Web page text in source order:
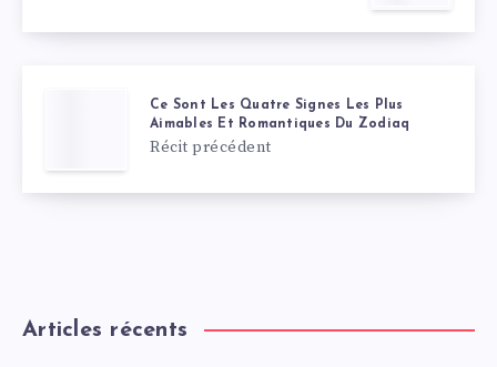
Ce Sont Les Quatre Signes Les Plus
Aimables Et Romantiques Du Zodiaq
Récit précédent
Articles récents